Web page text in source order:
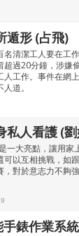
遁形 (占飛)
名清潔工人要在工
超過20分鐘，涉嫌
人工作。事件在網
道。
私人看護 (
一大亮點，讓用家
可以互相挑戰，如
，對於意志力不夠
手錶作業系統